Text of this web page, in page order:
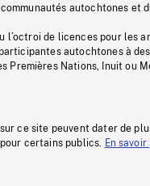
communautés autochtones et
l’octroi de licences pour les
autochtones à
Premières Nations, Inuit ou
ce site peuvent dater de
certains publics.
En